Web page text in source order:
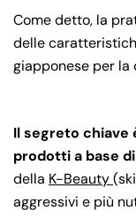
Come detto, la
delle
giapponese per la
Il segreto chiave
prodotti a base
della K-Beauty
aggressivi e più